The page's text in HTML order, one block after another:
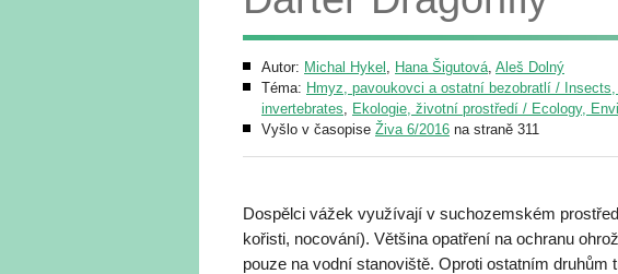
Autor: Michal Hykel , Hana Šigutová, Aleš Dolný
Téma: Hmyz, pavoukovci a ostatní bezobratlí /
invertebrates, Ekologie, životní prostředí / Ecology,
Vyšlo v časopise Živa 6/2016 na straně 311
Dospělci vážek využívají v suchozemském
kořisti, nocování). Většina opatření na ochranu
pouze na vodní stanoviště. Oproti ostatním